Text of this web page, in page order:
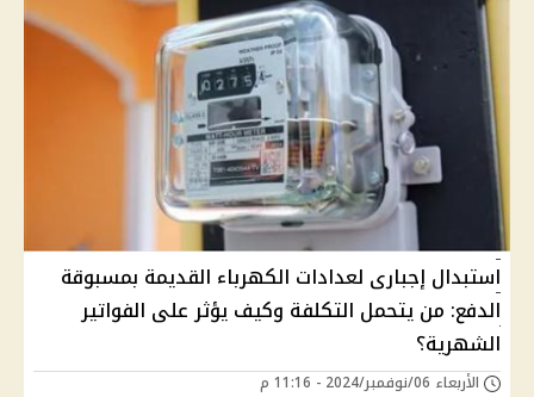
استبدال إجبارى لعدادات الكهرباء القديمة بمسبوقة
الدفع: من يتحمل التكلفة وكيف يؤثر على الفواتير
الشهرية؟
الأربعاء 06/نوفمبر/2024 - 11:16 م